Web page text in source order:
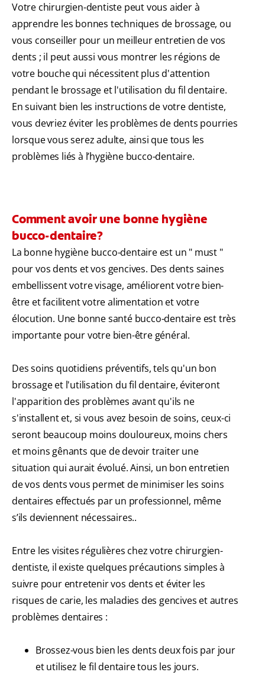
Votre chirurgien-dentiste peut vous aider à
apprendre les bonnes techniques de brossage, ou
vous conseiller pour un meilleur entretien de vos
dents ; il peut aussi vous montrer les régions de
votre bouche qui nécessitent plus d'attention
pendant le brossage et l'utilisation du fil dentaire.
En suivant bien les instructions de votre dentiste,
vous devriez éviter les problèmes de dents pourries
lorsque vous serez adulte, ainsi que tous les
problèmes liés à l’hygiène bucco-dentaire.
Comment avoir une bonne hygiène
bucco-dentaire?
La bonne hygiène bucco-dentaire est un " must "
pour vos dents et vos gencives. Des dents saines
embellissent votre visage, améliorent votre bien-
être et facilitent votre alimentation et votre
élocution. Une bonne santé bucco-dentaire est très
importante pour votre bien-être général.
Des soins quotidiens préventifs, tels qu'un bon
brossage et l'utilisation du fil dentaire, éviteront
l'apparition des problèmes avant qu'ils ne
s'installent et, si vous avez besoin de soins, ceux-ci
seront beaucoup moins douloureux, moins chers
et moins gênants que de devoir traiter une
situation qui aurait évolué. Ainsi, un bon entretien
de vos dents vous permet de minimiser les soins
dentaires effectués par un professionnel, même
s’ils deviennent nécessaires..
Entre les visites régulières chez votre chirurgien-
dentiste, il existe quelques précautions simples à
suivre pour entretenir vos dents et éviter les
risques de carie, les maladies des gencives et autres
problèmes dentaires :
Brossez-vous bien les dents deux fois par jour
et utilisez le fil dentaire tous les jours.